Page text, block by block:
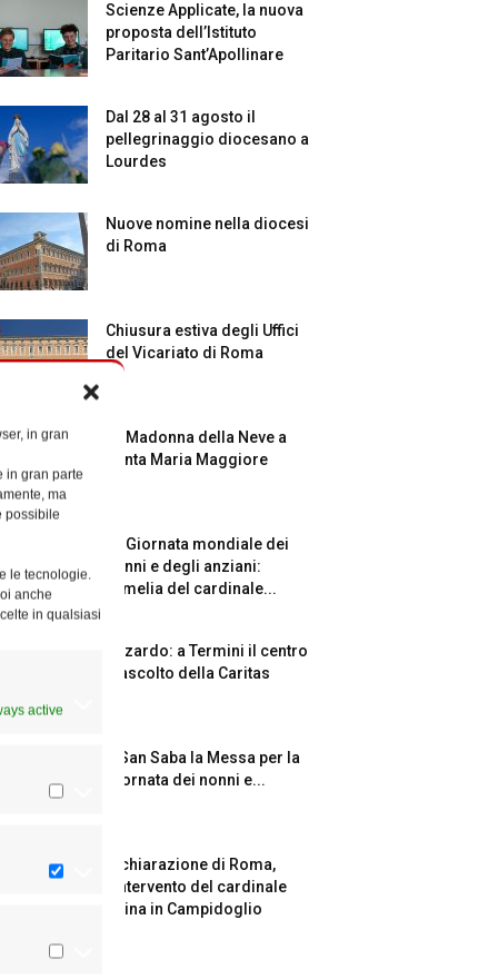
in gran
in gran parte
ma
possibile
le tecnologie.
anche
in qualsiasi
active
Scienze Applicate, la nuova
proposta dell’Istituto
Paritario Sant’Apollinare
Dal 28 al 31 agosto il
pellegrinaggio diocesano a
Lourdes
Nuove nomine nella diocesi
di Roma
Chiusura estiva degli Uffici
del Vicariato di Roma
La Madonna della Neve a
Santa Maria Maggiore
La Giornata mondiale dei
nonni e degli anziani:
l’omelia del cardinale...
Azzardo: a Termini il centro
d’ascolto della Caritas
A San Saba la Messa per la
Giornata dei nonni e...
Dichiarazione di Roma,
l’intervento del cardinale
Reina in Campidoglio